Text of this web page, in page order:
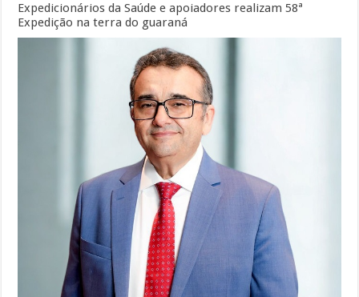
Expedicionários da Saúde e apoiadores realizam 58ª
Expedição na terra do guaraná